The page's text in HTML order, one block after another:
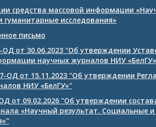
средства массовой информации
гуманитарные исследования»
письмо
от 30.06.2023 "Об утверждении
научных журналов НИУ «БелГУ»
ОД от 15.11.2023 "Об утверждении
НИУ «БелГУ»"
от 09.02.2026 "Об утверждении
«Научный результат. Социальные